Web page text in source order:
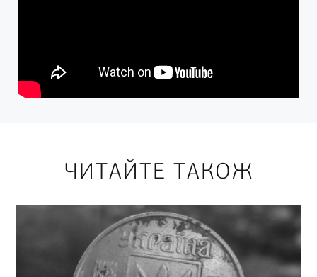
ЧИТАЙТЕ ТАКОЖ